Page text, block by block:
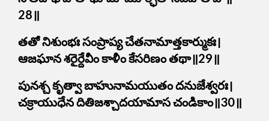
28॥
తతో నిశుంభః సంప్రాప్య చేతనామాత్తకార్ముకః।
ఆజఘాన శరైర్దేవీం కాళీం కేసరిణం తథా॥29॥
పునశ్చ కృత్వా బాహునామయుతం దనుజేశ్వరః।
చక్రాయుధేన దితిజశ్చాదయామాస చండికాం॥30॥